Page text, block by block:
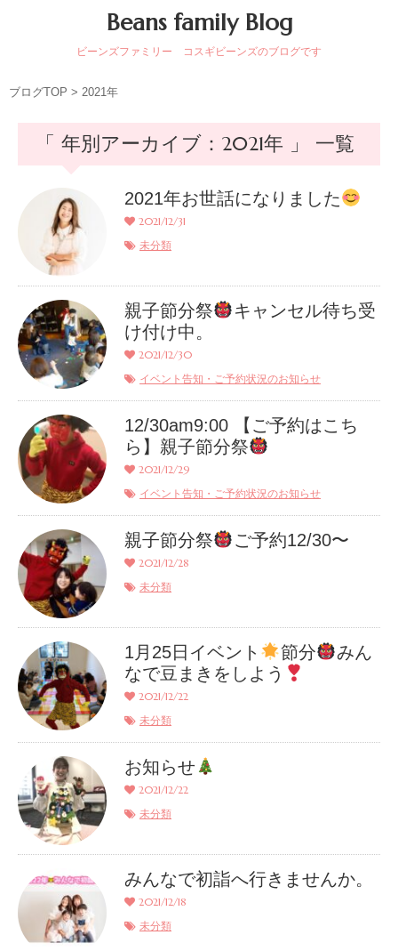
Beans family Blog
ビーンズファミリー コスギビーンズのブログです
ブログTOP > 2021年
「 年別アーカイブ：2021年 」 一覧
2021年お世話になりました
2021/12/31
未分類
親子節分祭
キャンセル待ち受
け付け中。
2021/12/30
イベント告知・ご予約状況のお知らせ
12/30am9:00 【ご予約はこち
ら】親子節分祭
2021/12/29
イベント告知・ご予約状況のお知らせ
親子節分祭 ご予約12/30〜
2021/12/28
未分類
1月25日イベント 節分
みん
なで豆まきをしよう
2021/12/22
未分類
お知らせ
2021/12/22
未分類
みんなで初詣へ行きませんか。
2021/12/18
未分類